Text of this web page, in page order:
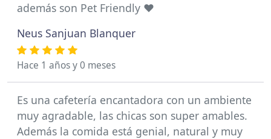
además son Pet Friendly ♥️
Neus Sanjuan Blanquer
Hace 1 años y 0 meses
Es una cafetería encantadora con un ambiente
muy agradable, las chicas son super amables.
Además la comida está genial, natural y muy